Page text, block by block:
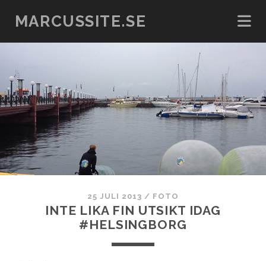
MARCUSSITE.SE
25 JULI 2013 / FOTO
INTE LIKA FIN UTSIKT IDAG
#HELSINGBORG